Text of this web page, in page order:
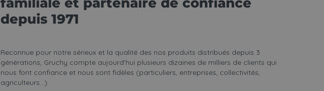
depuis 1971
Reconnue pour notre sérieux et la qualité des nos produits distribués depuis 3
générations, Gruchy compte aujourd’hui plusieurs dizaines de milliers de clients qui
nous font confiance et nous sont fidèles (particuliers, entreprises, collectivités,
agriculteurs...).